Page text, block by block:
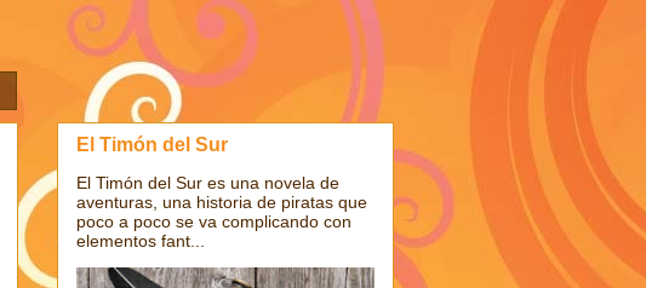
El Timón del Sur
El Timón del Sur es una novela de
aventuras, una historia de piratas que
poco a poco se va complicando con
elementos fant...